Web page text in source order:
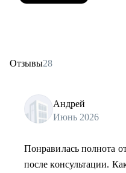
Отзывы28
Андрей
Июнь 2026
Понравилась полнота
после консультации.